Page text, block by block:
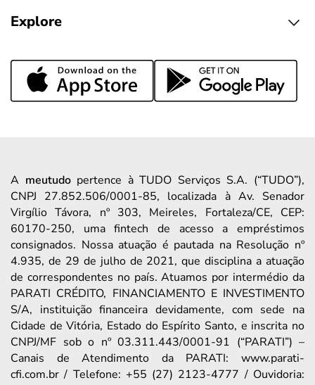
Explore
A meutudopertence à TUDO Serviços S.A. (“TUDO”),
CNPJ 27.852.506/0001-85, localizada à Av. Senador
Virgílio Távora, nº 303, Meireles, Fortaleza/CE, CEP:
60170-250, uma fintech de acesso a empréstimos
consignados. Nossa atuação é pautada na Resolução nº
4.935, de 29 de julho de 2021, que disciplina a atuação
de correspondentes no país. Atuamos por intermédio da
PARATI CRÉDITO, FINANCIAMENTO E INVESTIMENTO
S/A, instituição financeira devidamente, com sede na
Cidade de Vitória, Estado do Espírito Santo, e inscrita no
CNPJ/MF sob o nº 03.311.443/0001-91 (“PARATI”) –
Canais de Atendimento da PARATI: www.parati-
cfi.com.br / Telefone: +55 (27) 2123-4777 / Ouvidoria: